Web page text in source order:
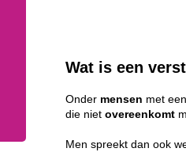
Wat is een
Onder mensen met
die nietovereenkomt
Men spreekt dan ook